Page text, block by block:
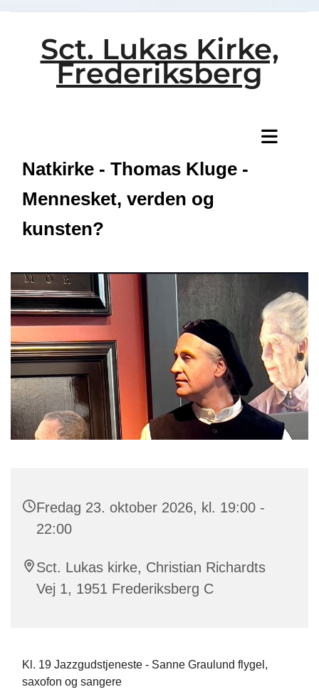
Sct. Lukas Kirke,
Frederiksberg
Natkirke - Thomas Kluge -
Mennesket, verden og
kunsten?
Fredag 23. oktober 2026, kl. 19:00 -
22:00
Sct. Lukas kirke, Christian Richardts
Vej 1, 1951 Frederiksberg C
Kl. 19 Jazzgudstjeneste - Sanne Graulund flygel,
saxofon og sangere